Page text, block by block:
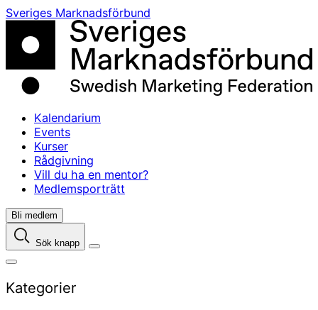
Skip
content
Sveriges Marknadsförbund
Kalendarium
Events
Kurser
Rådgivning
Vill du ha en mentor?
Medlemsporträtt
Bli medlem
Sök knapp
Kategorier